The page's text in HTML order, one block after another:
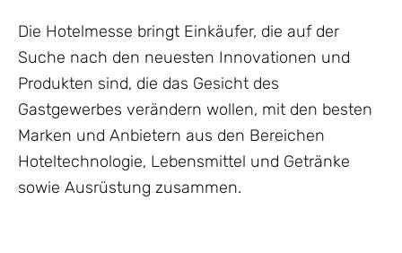
Die Hotelmesse bringt Einkäufer, die auf der
Suche nach den neuesten Innovationen und
Produkten sind, die das Gesicht des
Gastgewerbes verändern wollen, mit den besten
Marken und Anbietern aus den Bereichen
Hoteltechnologie, Lebensmittel und Getränke
sowie Ausrüstung zusammen.